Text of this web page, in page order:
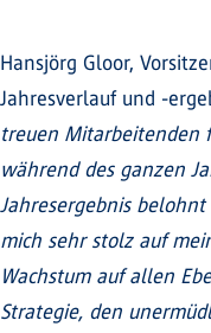
Hansjörg Gloor,
Jahresverlauf und -
treuen Mitarbeitenden
während des ganzen
Jahresergebnis
mich sehr stolz auf
Wachstum auf allen
Strategie, den